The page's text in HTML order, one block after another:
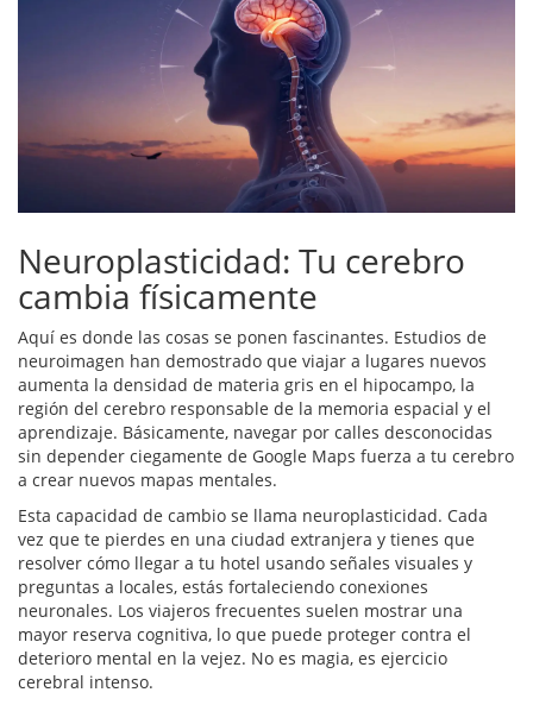
Neuroplasticidad: Tu cerebro
cambia físicamente
Aquí es donde las cosas se ponen fascinantes. Estudios de
neuroimagen han demostrado que viajar a lugares nuevos
aumenta la densidad de materia gris en el hipocampo, la
región del cerebro responsable de la memoria espacial y el
aprendizaje. Básicamente, navegar por calles desconocidas
sin depender ciegamente de Google Maps fuerza a tu cerebro
a crear nuevos mapas mentales.
Esta capacidad de cambio se llama neuroplasticidad. Cada
vez que te pierdes en una ciudad extranjera y tienes que
resolver cómo llegar a tu hotel usando señales visuales y
preguntas a locales, estás fortaleciendo conexiones
neuronales. Los viajeros frecuentes suelen mostrar una
mayor reserva cognitiva, lo que puede proteger contra el
deterioro mental en la vejez. No es magia, es ejercicio
cerebral intenso.